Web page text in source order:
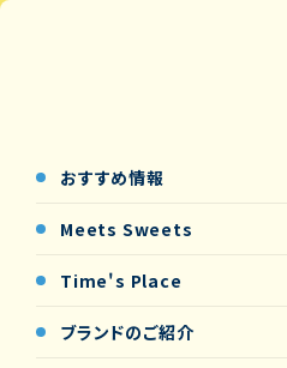
おすすめ情報
Meets Sweets
Time's Place
ブランドのご紹介